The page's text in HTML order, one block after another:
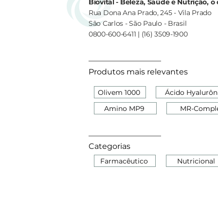
Biovital - Beleza, Saúde e Nutrição,
Rua Dona Ana Prado, 245 - Vila Prado
São Carlos - São Paulo - Brasil
0800-600-6411 | (16) 3509-1900
Produtos mais relevantes
Olivem 1000
Ácido
Amino MP9
MR-
Categorias
Farmacêutico Nutricional